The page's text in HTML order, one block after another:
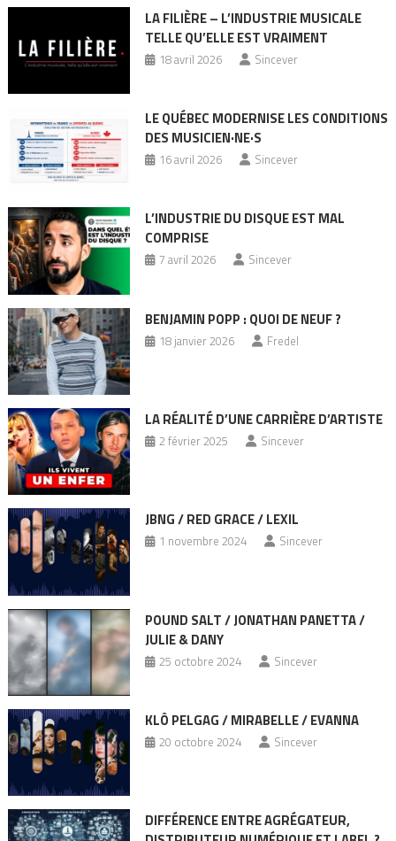
LA FILIÈRE – L’INDUSTRIE MUSICALE
TELLE QU’ELLE EST VRAIMENT
18 avril 2026 Sincever
LE QUÉBEC MODERNISE LES CONDITIONS
DES MUSICIEN·NE·S
16 avril 2026 Sincever
L’INDUSTRIE DU DISQUE EST MAL
COMPRISE
7 avril 2026 Sincever
BENJAMIN POPP : QUOI DE NEUF ?
18 janvier 2026 Fredel
LA RÉALITÉ D’UNE CARRIÈRE D’ARTISTE
2 février 2025 Sincever
JBNG / RED GRACE / LEXIL
1 novembre 2024 Sincever
POUND SALT / JONATHAN PANETTA /
JULIE & DANY
25 octobre 2024 Sincever
KLÔ PELGAG / MIRABELLE / EVANNA
20 octobre 2024 Sincever
DIFFÉRENCE ENTRE AGRÉGATEUR,